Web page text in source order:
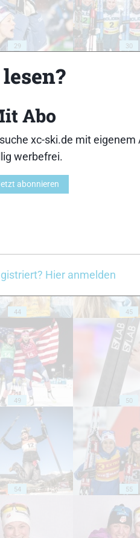
29 30
34
44 45
49 50
54 55
Abo
xc-ski.de mit eigenem
werbefrei.
abonnieren
Hier anmelden